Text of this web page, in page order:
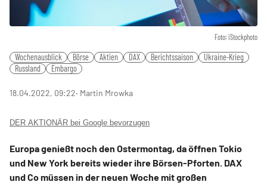
Foto: iStockphoto
Wochenausblick Börse Aktien DAX Berichtssaison
Ukraine-Krieg
Russland
Embargo
18.04.2022, 09:22‧ Martin Mrowka
DER AKTIONÄR bei Google bevorzugen
Europa genießt noch den Ostermontag, da öffnen Tokio
und New York bereits wieder ihre Börsen-Pforten. DAX
und Co müssen in der neuen Woche mit großen